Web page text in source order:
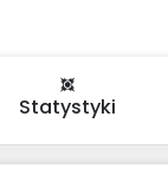
Statystyki